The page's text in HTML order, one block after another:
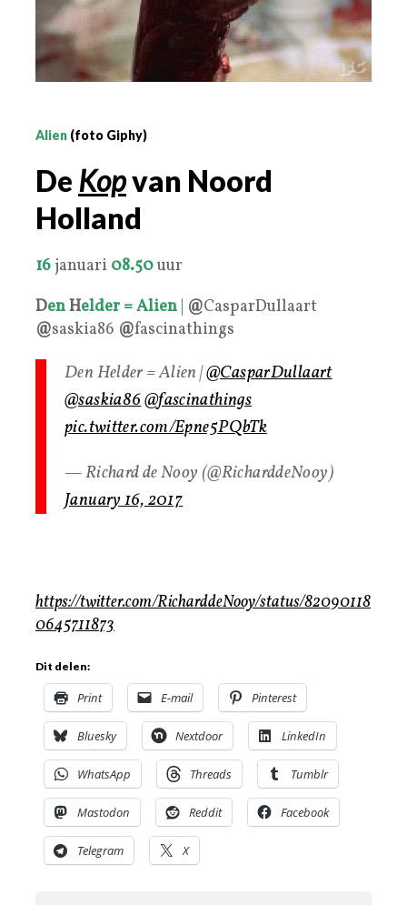
Alien (foto Giphy)
De Kopvan Noord
Holland
16 januari 08.50uur
DenHelder =Alien @CasparDullaart
@saskia86 @fascinathings
Den Helder = Alien |@CasparDullaart
@saskia86@fascinathings
pic.twitter.com/Epne5PQbTk
— Richard de Nooy (@RicharddeNooy)
January 16, 2017
https://twitter.com/RicharddeNooy/status/82090118
0645711873
Dit delen:
Print E-mail Pinterest
Bluesky Nextdoor LinkedIn
WhatsApp Threads Tumblr
Mastodon Reddit Facebook
Telegram X